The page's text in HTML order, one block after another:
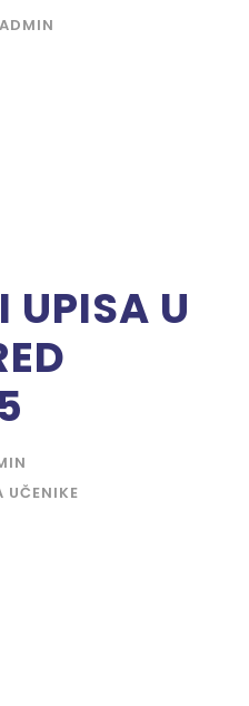
ADMIN
UPISA U
UČENIKE